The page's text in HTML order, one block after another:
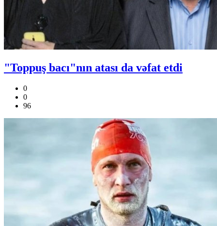
"Toppuş bacı"nın atası da vəfat etdi
0
0
96